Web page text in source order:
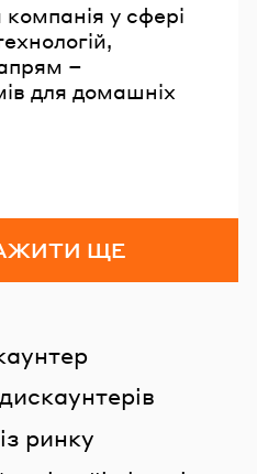
у сфері
–
для домашніх
ЩЕ
ринку